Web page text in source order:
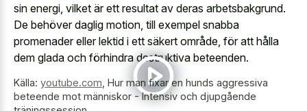
sin energi, vilket är ett resultat av deras arbetsbakgrund.
De behöver daglig motion, till exempel snabba
promenader eller lektid i ett säkert område, för att hålla
dem glada och förhindra destruktiva beteenden.
Källa: youtube.com Hur man fixar en hunds aggressiva
beteende mot människor - Intensiv och djupgående